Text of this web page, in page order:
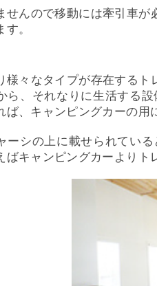
せんので移動には牽引車
。
様々なタイプが存在する
ら、それなりに生活する
ば、キャンピングカーの用
ーシの上に載せられてい
ばキャンピングカーよりト